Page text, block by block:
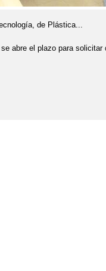
de Plástica...
abre el plazo para solicitar